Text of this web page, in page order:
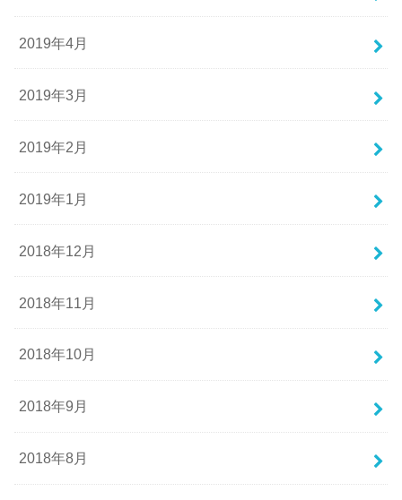
2019年4月
2019年3月
2019年2月
2019年1月
2018年12月
2018年11月
2018年10月
2018年9月
2018年8月